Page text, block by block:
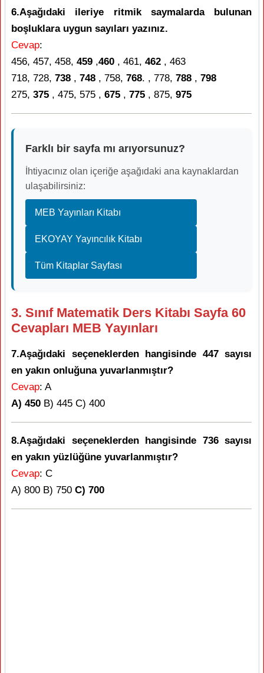
6.Aşağıdaki ileriye ritmik saymalarda bulunan
boşluklara uygun sayıları yazınız.
Cevap:
456, 457, 458, 459 ,460 , 461, 462 , 463
718, 728, 738 , 748 , 758, 768. , 778, 788 , 798
275, 375 , 475, 575 , 675 , 775 , 875, 975
Farklı bir sayfa mı arıyorsunuz?
İhtiyacınız olan içeriğe aşağıdaki ana kaynaklardan
ulaşabilirsiniz:
MEB Yayınları Kitabı
EKOYAY Yayıncılık Kitabı
Tüm Kitaplar Sayfası
3. Sınıf Matematik Ders Kitabı Sayfa 60
Cevapları MEB Yayınları
7.Aşağıdaki seçeneklerden hangisinde 447 sayısı
en yakın onluğuna yuvarlanmıştır?
Cevap: A
A) 450 B) 445 C) 400
8.Aşağıdaki seçeneklerden hangisinde 736 sayısı
en yakın yüzlüğüne yuvarlanmıştır?
Cevap: C
A) 800 B) 750 C) 700